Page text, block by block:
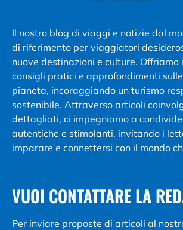
Il nostro blog di viaggi e notizie dal
di riferimento per viaggiatori
nuove destinazioni e culture. Offriamo
consigli pratici e approfondimenti
pianeta, incoraggiando un turismo
sostenibile. Attraverso articoli
dettagliati, ci impegniamo a
autentiche e stimolanti, invitando i
imparare e connettersi con il mondo
VUOI CONTATTARE LA
Per inviare proposte di articoli al